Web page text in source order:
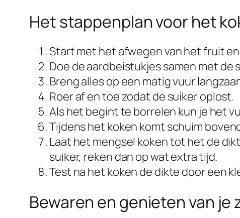
Het stappenplan voor het
Start met het afwegen van het fruit en
Doe de aardbeistukjes samen met
Breng alles op een matig vuur
Roer af en toe zodat de suiker oplost.
Als het begint te borrelen kun je het
Tijdens het koken komt schuim
Laat het mengsel koken tot het de
suiker, reken dan op wat extra tijd.
Test na het koken de dikte door een
Bewaren en genieten van je